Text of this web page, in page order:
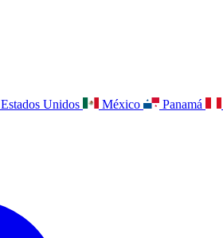
Estados Unidos México Panamá